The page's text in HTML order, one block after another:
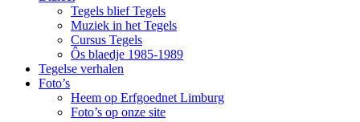
Tegels blief Tegels
Muziek in het Tegels
Cursus Tegels
Ôs blaedje 1985-1989
Tegelse verhalen
Foto’s
Heem op Erfgoednet Limburg
Foto’s op onze site